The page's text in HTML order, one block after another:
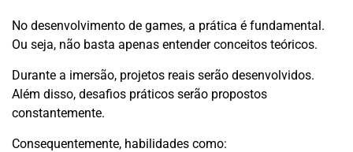
No desenvolvimento de games, a prática é fundamental.
Ou seja, não basta apenas entender conceitos teóricos.
Durante a imersão, projetos reais serão desenvolvidos.
Além disso, desafios práticos serão propostos
constantemente.
Consequentemente, habilidades como: